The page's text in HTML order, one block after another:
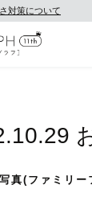
対策について
真(ファミリ